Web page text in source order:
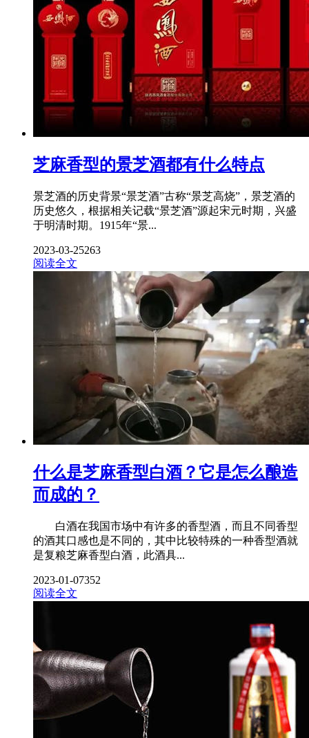
芝麻香型的景芝酒都有什么特点
景芝酒的历史背景“景芝酒”古称“景芝高烧”，景芝酒的
历史悠久，根据相关记载“景芝酒”源起宋元时期，兴盛
于明清时期。1915年“景...
2023-03-25263
阅读全文
什么是芝麻香型白酒？它是怎么酿造
而成的？
白酒在我国市场中有许多的香型酒，而且不同香型
的酒其口感也是不同的，其中比较特殊的一种香型酒就
是复粮芝麻香型白酒，此酒具...
2023-01-07352
阅读全文